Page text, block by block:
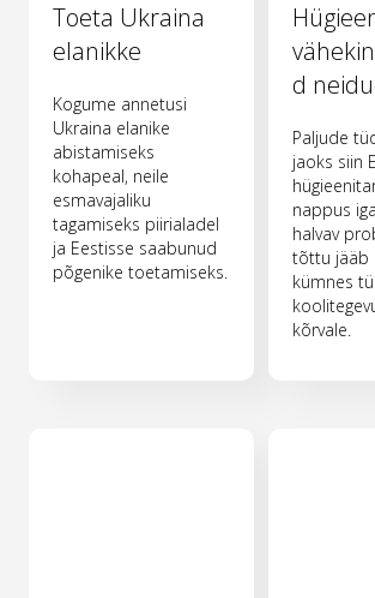
Toeta Ukraina
elanikke
Kogume annetusi
Ukraina elanike
abistamiseks
kohapeal, neile
esmavajaliku
tagamiseks piirialadel
ja Eestisse saabunud
põgenike toetamiseks.
d
Paljude
jaoks siin
nappus
halvav
tõttu jääb
kümnes
kõrvale.